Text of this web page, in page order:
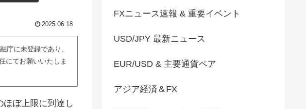
2025.06.18
庁に未登録であり、
にてお願いいたしま
ぼ上限に到達し
FXニュース速報 & 重要イベント
USD/JPY 最新ニュース
EUR/USD & 主要通貨ペア
アジア経済＆FX